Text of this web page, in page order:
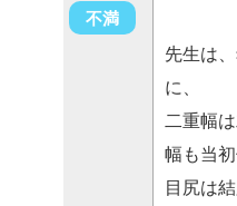
不満
先生は
に、
二重幅
幅も当
目尻は